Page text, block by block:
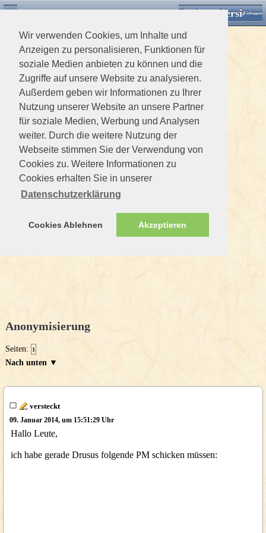
Wir verwenden Cookies, um Inhalte und
Anzeigen zu personalisieren, Funktionen für
soziale Medien anbieten zu können und die
Zugriffe auf unsere Website zu analysieren.
Außerdem geben wir Informationen zu Ihrer
Nutzung unserer Website an unsere Partner
für soziale Medien, Werbung und Analysen
weiter. Durch die weitere Nutzung der
Webseite stimmen Sie der Verwendung von
Cookies zu. Weitere Informationen zu
Cookies erhalten Sie in unserer
Datenschutzerklärung
Cookies Ablehnen Akzeptieren
Desktop VersionEinloggen
Anonymisierung
Seiten: 1
Nach unten ▼
versteckt
09. Januar 2014, um 15:51:29 Uhr
Hallo Leute,
ich habe gerade Drusus folgende PM schicken müssen: